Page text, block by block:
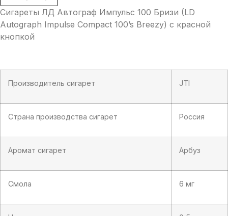
Импульс
100
Бризи
Autograph
Breezy)
Красная
кнопка
Сигареты ЛД Автограф Импульс 100 Бризи (LD
Autograph Impulse Compact 100’s Breezy) с красной
кнопкой
Производитель сигарет JTI
Страна производства сигарет Россия
Аромат сигарет Арбуз
Смола 6 мг